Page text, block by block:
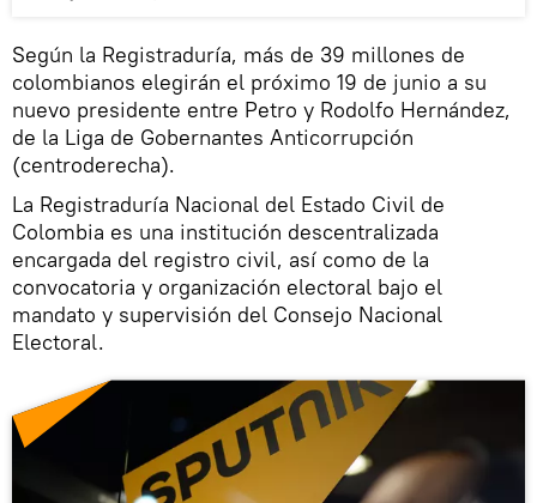
Según la Registraduría, más de 39 millones de
colombianos elegirán el próximo 19 de junio a su
nuevo presidente entre Petro y Rodolfo Hernández,
de la Liga de Gobernantes Anticorrupción
(centroderecha).
La Registraduría Nacional del Estado Civil de
Colombia es una institución descentralizada
encargada del registro civil, así como de la
convocatoria y organización electoral bajo el
mandato y supervisión del Consejo Nacional
Electoral.